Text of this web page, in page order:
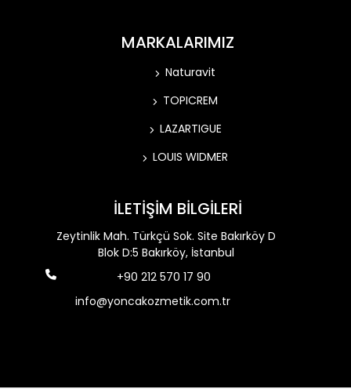
MARKALARIMIZ
Naturavit
TOPICREM
LAZARTIGUE
LOUIS WIDMER
İLETİŞİM BİLGİLERİ
Zeytinlik Mah. Türkçü Sok. Site Bakırköy D
Blok D:5 Bakırköy, İstanbul
+90 212 570 17 90
info@yoncakozmetik.com.tr